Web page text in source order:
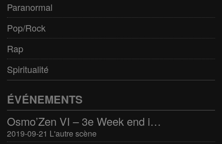
Paranormal
Pop/Rock
Rap
Spiritualité
ÉVÉNEMENTS
Osmo’Zen VI – 3e Week end international du bien-être
2019-09-21 L'autre scène